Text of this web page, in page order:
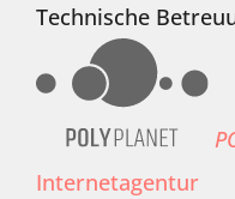
Technische
Internetagentur